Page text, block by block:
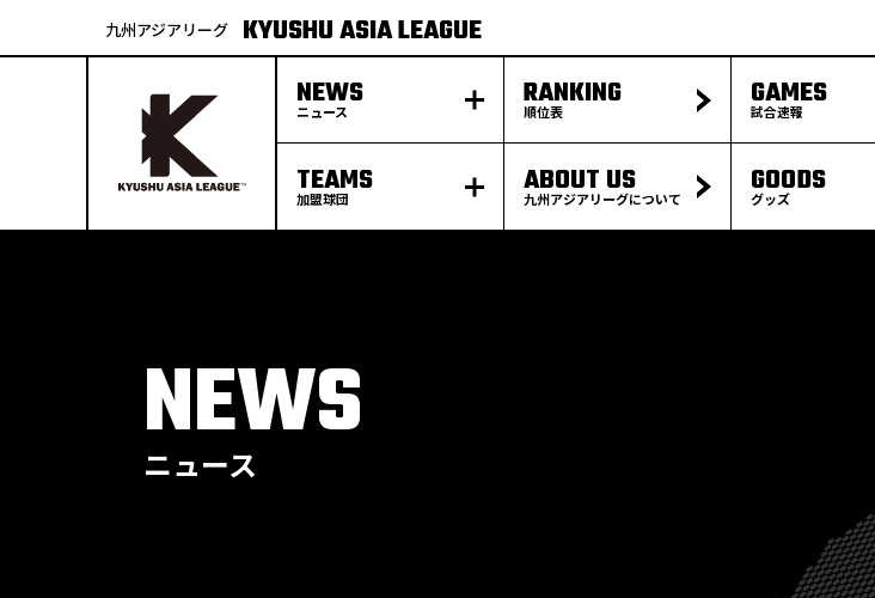
九州アジアリーグ KYUSHU ASIA LEAGUE
NEWS
ニュース
TEAMS
加盟球団
RANKING
順位表
ABOUT US
九州アジアリーグについて
GAMES
試合速報
GOODS
グッズ
NEWS
ニュース